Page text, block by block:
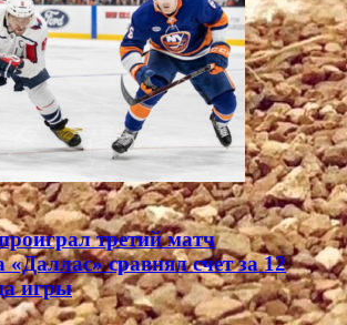
третий матч
«Даллас» сравнял счет за 12
игры